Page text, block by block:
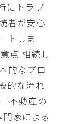
にトラブ
者が安心
トしま
点 相続し
的なプロ
的な流れ
不動産の
家による